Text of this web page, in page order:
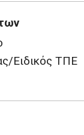
Ειδικός ΤΠΕ